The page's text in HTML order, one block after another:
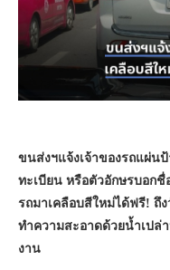
ขนส่งฯแจ้งเจ้าของรถแผ่น
ทะเบียน หรือตัวอักษรบอกชื่
รถมาเคลือบสีใหม่ได้ฟรี! ถึ
ทำความสะอาดด้วยน้ำเปล่
งาน